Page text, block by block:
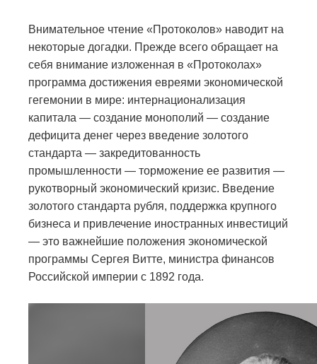
Внимательное чтение «Протоколов» наводит на
некоторые догадки. Прежде всего обращает на
себя внимание изложенная в «Протоколах»
программа достижения евреями экономической
гегемонии в мире: интернационализация
капитала — создание монополий — создание
дефицита денег через введение золотого
стандарта — закредитованность
промышленности — торможение ее развития —
рукотворный экономический кризис. Введение
золотого стандарта рубля, поддержка крупного
бизнеса и привлечение иностранных инвестиций
— это важнейшие положения экономической
программы Сергея Витте, министра финансов
Российской империи с 1892 года.